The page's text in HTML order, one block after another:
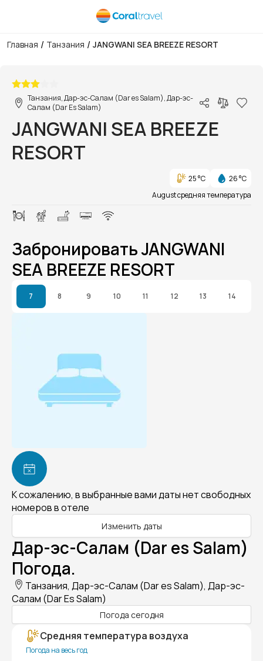
Главная / Танзания / JANGWANI SEA BREEZE RESORT
Танзания, Дар-эс-Салам (Dar es Salam), Дар-эс-
Салам (Dar Es Salam)
JANGWANI SEA BREEZE
RESORT
25 °C
26 °C
August средняя температура
Забронировать JANGWANI
SEA BREEZE RESORT
7 8 9 10 11 12 13 14
К сожалению, в выбранные вами даты нет свободных
номеров в отеле
Изменить даты
Дар-эс-Салам (Dar es Salam)
Погода.
Танзания, Дар-эс-Салам (Dar es Salam), Дар-эс-
Салам (Dar Es Salam)
Погода сегодня
Средняя температура воздуха
Погода на весь год